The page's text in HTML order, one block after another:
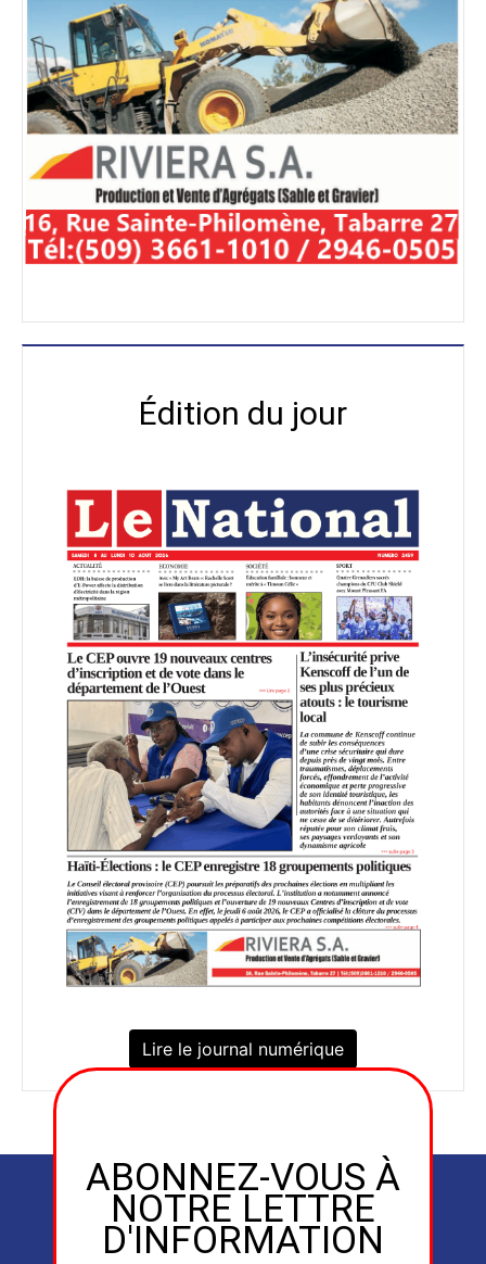
Édition du jour
Lire le journal numérique
ABONNEZ-VOUS À
NOTRE LETTRE
D'INFORMATION